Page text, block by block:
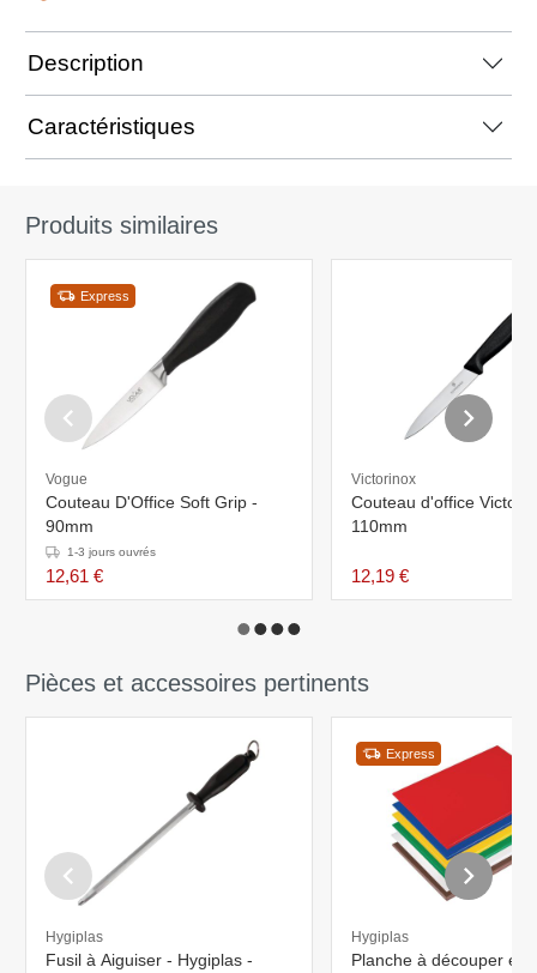
Description
Caractéristiques
Produits similaires
Express
Vogue
Couteau D'Office Soft Grip -
90mm
1-3 jours ouvrés
12,61 €
Victorinox
Couteau d'office
110mm
12,19 €
Pièces et accessoires pertinents
Hygiplas
Fusil à Aiguiser - Hygiplas -
Express
Hygiplas
Planche à découper en